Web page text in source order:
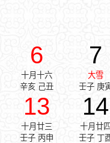
6
十月十六
辛亥 己丑
7
大雪
壬子 庚
13
十月廿三
壬子 丙申
14
十月廿
壬子 丁